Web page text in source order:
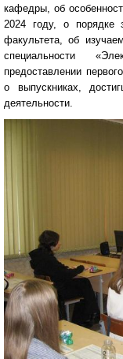
кафедры, об
2024 году, о порядке
факультета, об
специальности
предоставлении
о выпускниках,
деятельности.